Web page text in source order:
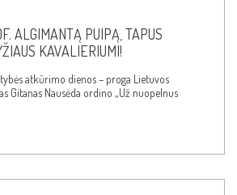
ALGIMANTĄ PUIPĄ, TAPUS
KAVALIERIUMI!
atkūrimo dienos – proga Lietuvos
Gitanas Nausėda ordino „Už nuopelnus